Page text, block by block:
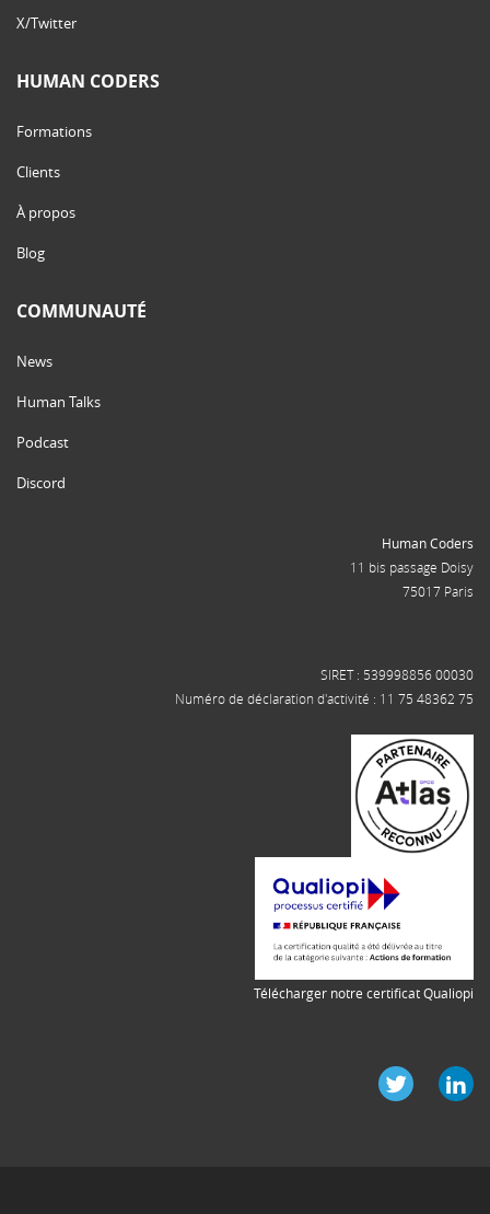
X/Twitter
HUMAN CODERS
Formations
Clients
À propos
Blog
COMMUNAUTÉ
News
Human Talks
Podcast
Discord
Human Coders
11 bis passage Doisy
75017 Paris
SIRET : 539998856 00030
Numéro de déclaration d'activité : 11 75 48362 75
Télécharger notre certificat Qualiopi